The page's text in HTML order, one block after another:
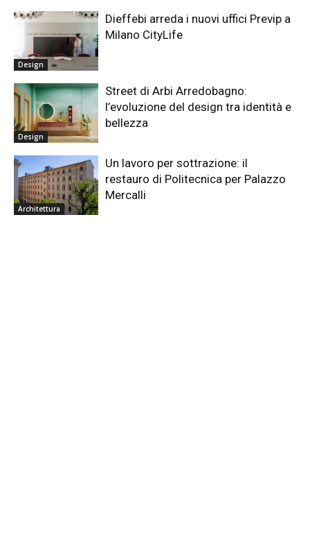
Design
Dieffebi arreda i nuovi uffici Previp a
Milano CityLife
Design
Street di Arbi Arredobagno:
l’evoluzione del design tra identità e
bellezza
Architettura
Un lavoro per sottrazione: il
restauro di Politecnica per Palazzo
Mercalli